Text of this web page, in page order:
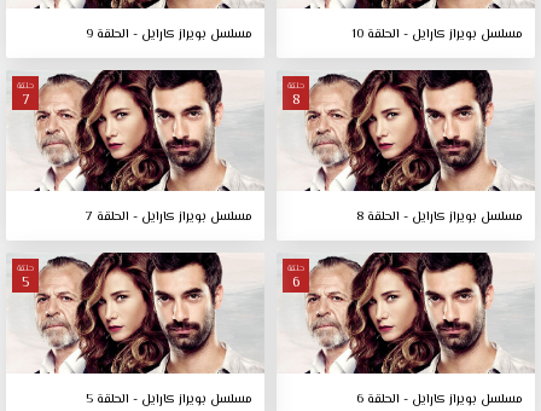
مسلسل بويراز كارايل - الحلقة 10 مسلسل بويراز كارايل - الحلقة 9
حلقة
8
مسلسل بويراز كارايل - الحلقة 8
حلقة
7
مسلسل بويراز كارايل - الحلقة 7
حلقة
6
مسلسل بويراز كارايل - الحلقة 6
حلقة
5
مسلسل بويراز كارايل - الحلقة 5